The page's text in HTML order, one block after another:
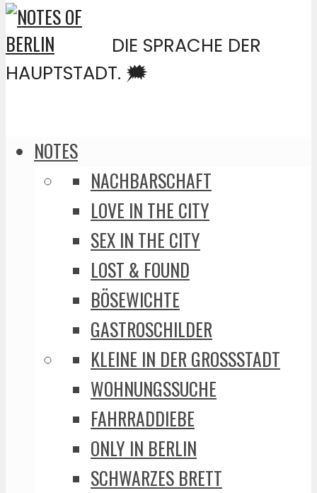
DIE SPRACHE DER
HAUPTSTADT. 🗯️
NOTES
NACHBARSCHAFT
LOVE IN THE CITY
SEX IN THE CITY
LOST & FOUND
BÖSEWICHTE
GASTROSCHILDER
KLEINE IN DER GROSSSTADT
WOHNUNGSSUCHE
FAHRRADDIEBE
ONLY IN BERLIN
SCHWARZES BRETT